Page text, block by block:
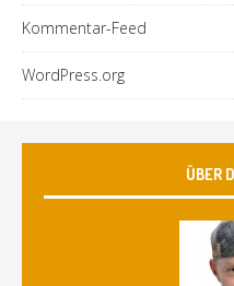
Kommentar-Feed
WordPress.org
ÜBER